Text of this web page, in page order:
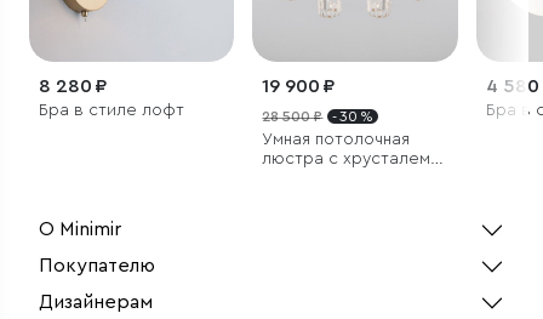
8 280 ₽
Бра в стиле лофт
19 900 ₽
28 500 ₽ - 30 %
Умная потолочная
люстра с хрусталем в
4 580
Бра в
О Minimir
Покупателю
Дизайнерам